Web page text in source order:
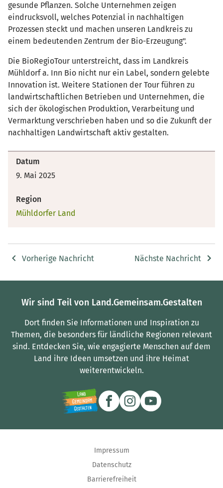
gesunde Pflanzen. Solche Unternehmen zeigen
eindrucksvoll, welches Potenzial in nachhaltigen
Prozessen steckt und machen unseren Landkreis zu
einem bedeutenden Zentrum der Bio-Erzeugung".
Die BioRegioTour unterstreicht, dass im Landkreis
Mühldorf a. Inn Bio nicht nur ein Label, sondern gelebte
Innovation ist. Weitere Stationen der Tour führen zu
landwirtschaftlichen Betrieben und Unternehmen, die
sich der ökologischen Produktion, Verarbeitung und
Vermarktung verschrieben haben und so die Zukunft der
nachhaltigen Landwirtschaft aktiv gestalten.
Datum
9. Mai 2025
Region
Mühldorfer Land
Vorherige Nachricht Nächste Nachricht
Wir sind Teil von Land.Gemeinsam.Gestalten
Dort finden Sie Informationen und Inspiration zu
Themen, die besonders für ländliche Regionen relevant
sind. Entdecken Sie, wie engagierte Menschen auf dem
Land ihre Ideen umsetzen und ihre Heimat
weiterentwickeln.
Impressum
Datenschutz
Barrierefreiheit